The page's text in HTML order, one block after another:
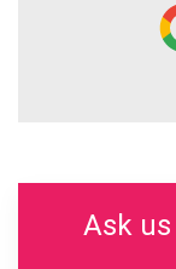
Ask